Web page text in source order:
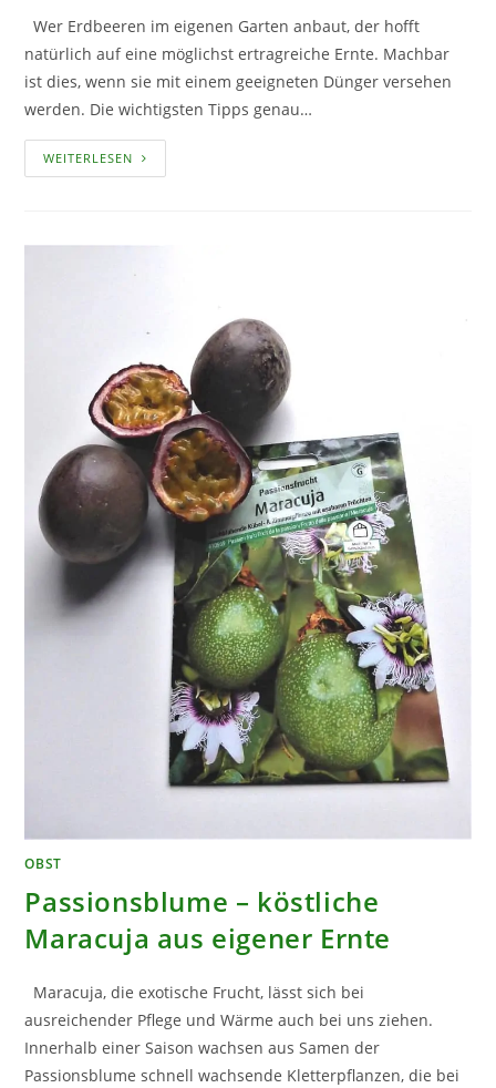
Wer Erdbeeren im eigenen Garten anbaut, der hofft
natürlich auf eine möglichst ertragreiche Ernte. Machbar
ist dies, wenn sie mit einem geeigneten Dünger versehen
werden. Die wichtigsten Tipps genau…
WEITERLESEN ERDBEEREN
RICHTIG
OBST
Passionsblume – köstliche
Maracuja aus eigener Ernte
Maracuja, die exotische Frucht, lässt sich bei
ausreichender Pflege und Wärme auch bei uns ziehen.
Innerhalb einer Saison wachsen aus Samen der
Passionsblume schnell wachsende Kletterpflanzen, die bei